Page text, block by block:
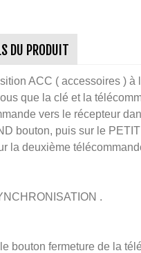
DU PRODUIT
ACC ( accessoires ) à
que la clé et la
vers le récepteur
bouton, puis sur le
la deuxième
.
bouton fermeture de la